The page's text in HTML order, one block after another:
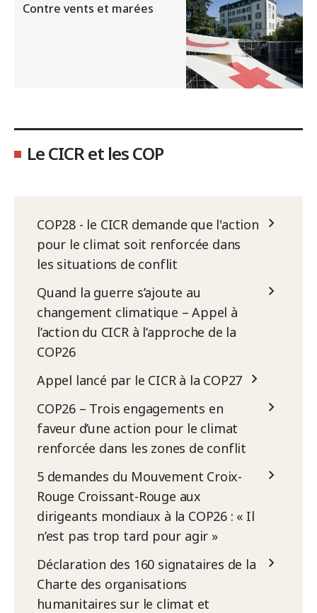
Contre vents et marées
Le CICR et les COP
COP28 - le CICR demande que l'action
pour le climat soit renforcée dans
les situations de conflit
Quand la guerre s’ajoute au
changement climatique – Appel à
l’action du CICR à l’approche de la
COP26
Appel lancé par le CICR à la COP27
COP26 – Trois engagements en
faveur d’une action pour le climat
renforcée dans les zones de conflit
5 demandes du Mouvement Croix-
Rouge Croissant-Rouge aux
dirigeants mondiaux à la COP26 : « Il
n’est pas trop tard pour agir »
Déclaration des 160 signataires de la
Charte des organisations
humanitaires sur le climat et